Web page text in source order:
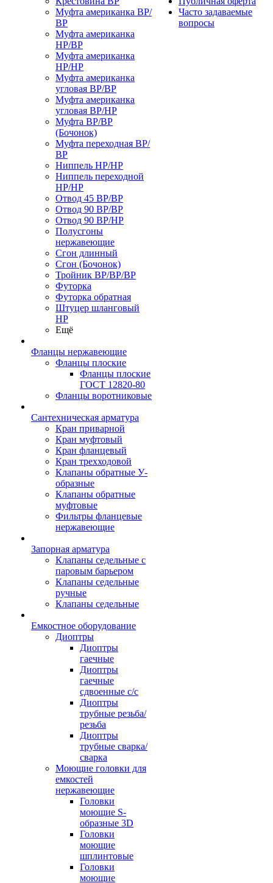
Муфта американка ВР/
ВР
Муфта американка
НР/ВР
Муфта американка
НР/НР
Муфта американка
угловая ВР/ВР
Муфта американка
угловая ВР/НР
Муфта ВР/ВР
(Бочонок)
Муфта переходная ВР/
ВР
Ниппель НР/НР
Ниппель переходной
НР/НР
Отвод 45 ВР/ВР
Отвод 90 ВР/ВР
Отвод 90 ВР/НР
Полусгоны
нержавеющие
Сгон длинный
Сгон (Бочонок)
Тройник ВР/ВР/ВР
Футорка
Футорка обратная
Штуцер шланговый
НР
Ещё
Фланцы нержавеющие
Фланцы плоские
Фланцы плоские
ГОСТ 12820-80
Фланцы воротниковые
Сантехническая арматура
Кран приварной
Кран муфтовый
Кран фланцевый
Кран трехходовой
Клапаны обратные У-
образные
Клапаны обратные
муфтовые
Фильтры фланцевые
нержавеющие
Запорная арматура
Клапаны седельные с
паровым барьером
Клапаны седельные
ручные
Клапаны седельные
Емкостное оборудование
Диоптры
Диоптры
гаечные
Диоптры
гаечные
сдвоенные c/c
Диоптры
трубные резьба/
резьба
Диоптры
трубные сварка/
сварка
Моющие головки для
емкостей
нержавеющие
Головки
моющие S-
образные 3D
Головки
моющие
шплинтовые
Головки
моющие
Часто задаваемые
вопросы